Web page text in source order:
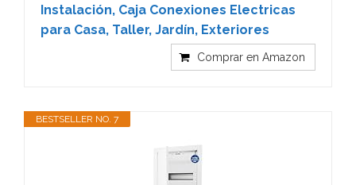
Instalación, Caja Conexiones Electricas
para Casa, Taller, Jardín, Exteriores
Comprar en Amazon
BESTSELLER NO. 7